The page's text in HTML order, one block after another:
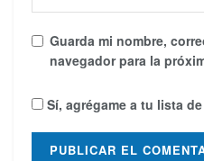
Guarda mi nombre,
navegador para la
Sí, agrégame a tu lista